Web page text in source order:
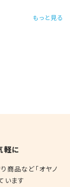
もっと見る
軽に
商品など「オヤノ
います